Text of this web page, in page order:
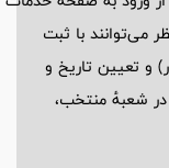
می‌توانند با ثبت
(حداکثر 200 هزار دینار) و تعیین تاریخ و
در شعبهٔ منتخب،